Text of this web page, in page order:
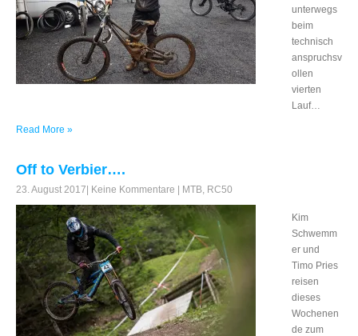
unterwegs
beim
technisch
anspruchsv
ollen
vierten
Lauf…
Read More »
Off to Verbier….
23. August 2017 Keine Kommentare MTB, RC50
Kim
Schwemm
er und
Timo Pries
reisen
dieses
Wochenen
de zum